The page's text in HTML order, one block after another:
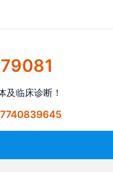
及临床诊断！